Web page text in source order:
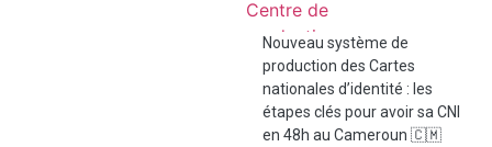
Nouveau système de
production des Cartes
nationales d’identité : les
étapes clés pour avoir sa CNI
en 48h au Cameroun 🇨🇲